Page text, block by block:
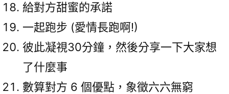
給對方甜蜜的承諾
一起跑步 (愛情長跑啊!)
彼此凝視30分鐘，然後分享一下大家想
了什麼事
數算對方 6 個優點，象徵六六無窮